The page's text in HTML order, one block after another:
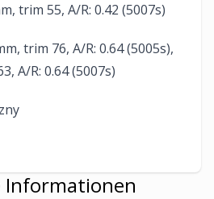
trim 55, A/R: 0.42 (5007s)
trim 76, A/R: 0.64 (5005s),
A/R: 0.64 (5007s)
Informationen